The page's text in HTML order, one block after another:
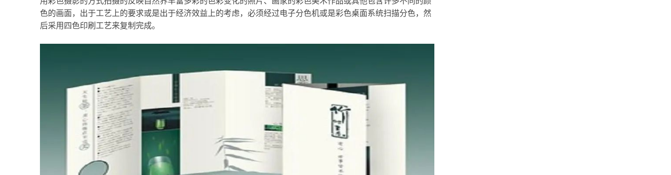
色的画面，出于工艺上的要求或是出于经济效益上的考虑，必须经过电子分色机或是彩色桌面系统扫描分色，然
后采用四色印刷工艺来复制完成。